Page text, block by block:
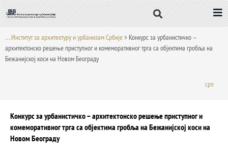
Пређи
на
садржај
. . . Институт за архитектуру и урбанизам Србије> Конкурс за урбанистичко –
архитектонско решење приступног и комеморативног трга са објектима гробља на
Бежанијској коси на Новом Београду
срп
Конкурс за урбанистичко – архитектонско решење приступног и
комеморативног трга са објектима гробља на Бежанијској коси на
Новом Београду